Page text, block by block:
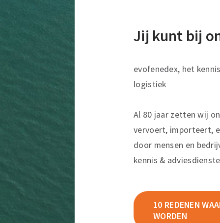
Jij kunt bij
evofenedex, het
logistiek
Al 80 jaar zetten wij
vervoert, importeert,
door mensen en
kennis &
10 REDENEN
WORDEN